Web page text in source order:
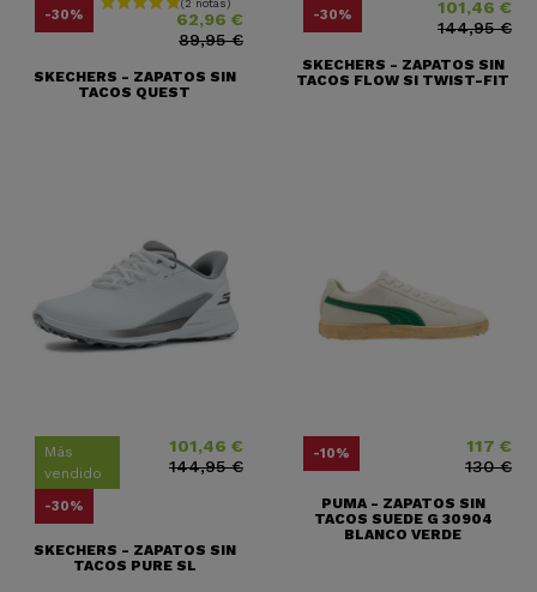
-30% Precio 62,96 €
Precio base
89,95 €
SKECHERS - ZAPATOS SIN
TACOS QUEST
-30% 101,46 €
Precio base
144,95 €
SKECHERS - ZAPATOS SIN
TACOS FLOW SI TWIST-FIT
Más
vendido
-30%
Precio101,46 €
Precio base
144,95 €
SKECHERS - ZAPATOS SIN
TACOS PURE SL
-10% Precio117 €
Precio base
130 €
PUMA - ZAPATOS SIN
TACOS SUEDE G 30904
BLANCO VERDE